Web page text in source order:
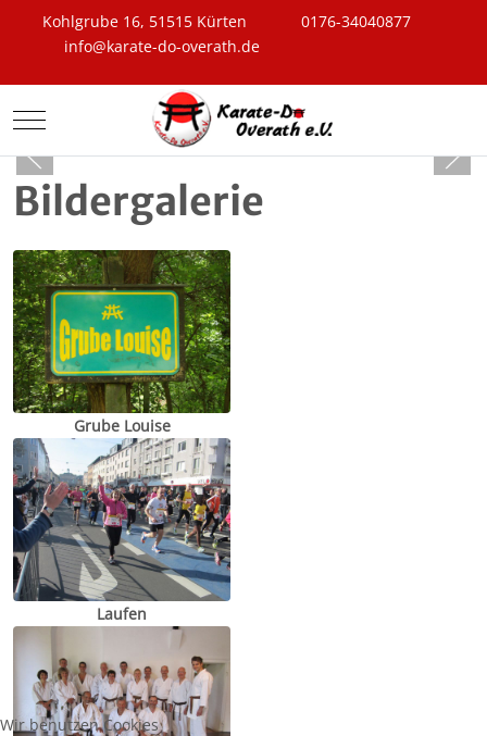
Kohlgrube 16, 51515 Kürten
0176-34040877
info@karate-do-overath.de
Mobile Menu Toggle
Bildergalerie
Grube Louise
Laufen
Wir benutzen Cookies